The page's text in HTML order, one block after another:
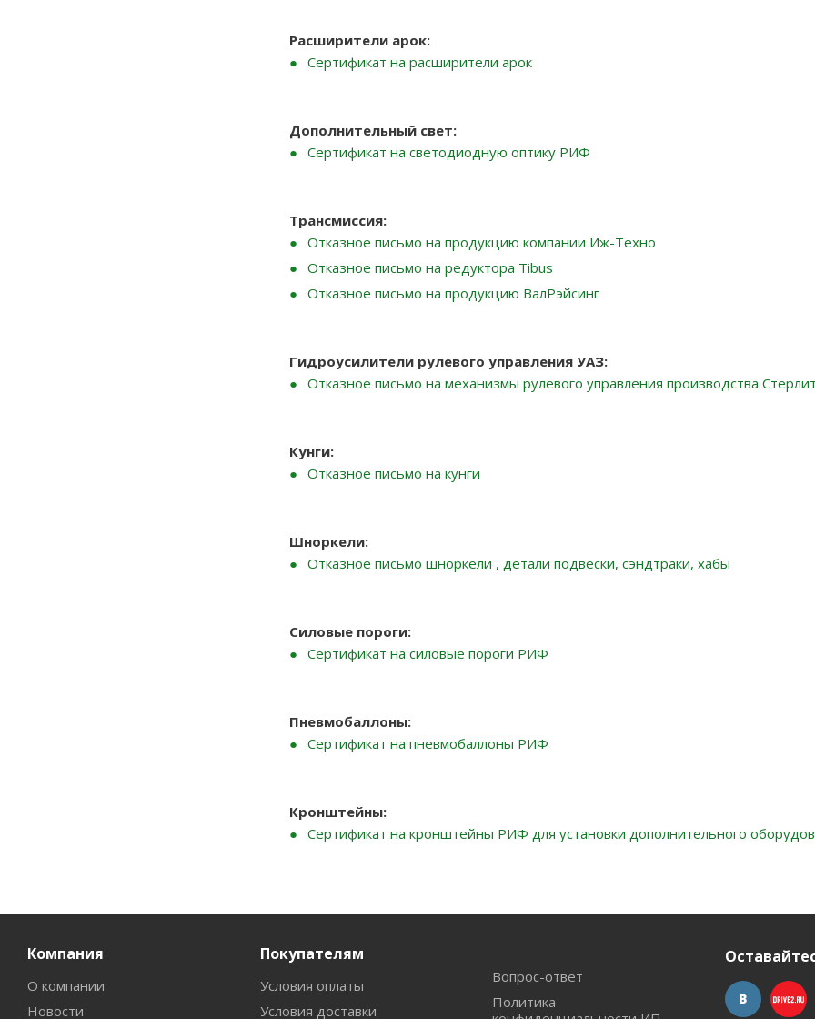
Расширители арок:
Сертификат на расширители арок
Дополнительный свет:
Сертификат на светодиодную оптику РИФ
Трансмиссия:
Отказное письмо на продукцию компании Иж-Техно
Отказное письмо на редуктора Tibus
Отказное письмо на продукцию ВалРэйсинг
Гидроусилители рулевого управления УАЗ:
Отказное письмо на механизмы рулевого управления производства
Кунги:
Отказное письмо на кунги
Шноркели:
Отказное письмо шноркели , детали подвески, сэндтраки, хабы
Силовые пороги:
Сертификат на силовые пороги РИФ
Пневмобаллоны:
Сертификат на пневмобаллоны РИФ
Кронштейны:
Сертификат на кронштейны РИФ для установки дополнительного
Компания
О компании
Новости
Покупателям
Условия оплаты
Условия доставки
Вопрос-ответ
Политика